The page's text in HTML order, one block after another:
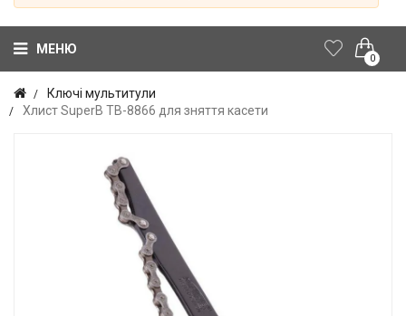
0
МЕНЮ
Ключі мультитули
Хлист SuperB TB-8866 для зняття касети